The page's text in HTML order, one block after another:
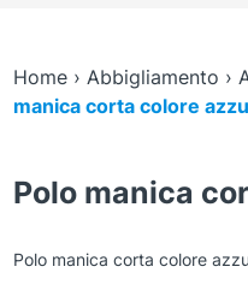
Home› Abbigliamento ›
manica corta colore
Polo manica
Polo manica corta colore